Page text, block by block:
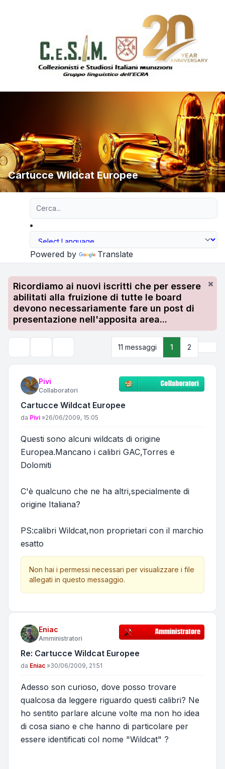
Cartucce Wildcat Europee
Powered by Translate
Ricordiamo ai nuovi iscritti che per essere
abilitati alla fruizione di tutte le board
devono necessariamente fare un post di
presentazione nell'apposita area...
11 messaggi 1 2
Pivi
Collaboratori
Cartucce Wildcat Europee
Messaggio
da Pivi »26/06/2009, 15:05
Questi sono alcuni wildcats di origine
Europea.Mancano i calibri GAC,Torres e
Dolomiti
C'è qualcuno che ne ha altri,specialmente di
origine Italiana?
PS:calibri Wildcat,non proprietari con il marchio
esatto
Non hai i permessi necessari per visualizzare i file
allegati in questo messaggio.
Eniac
Amministratori
Re: Cartucce Wildcat Europee
Messaggio
da Eniac »30/06/2009, 21:51
Adesso son curioso, dove posso trovare
qualcosa da leggere riguardo questi calibri? Ne
ho sentito parlare alcune volte ma non ho idea
di cosa siano e che hanno di particolare per
essere identificati col nome "Wildcat" ?